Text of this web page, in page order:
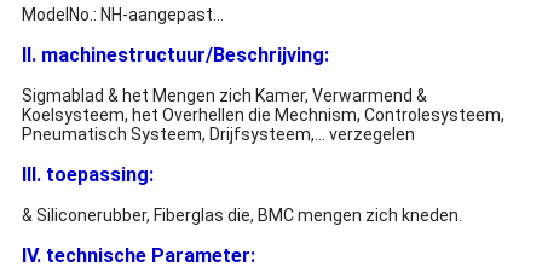
ModelNo.: NH-aangepast…
II. machinestructuur/Beschrijving:
Sigmablad & het Mengen zich Kamer, Verwarmend &
Koelsysteem, het Overhellen die Mechnism, Controlesysteem,
Pneumatisch Systeem, Drijfsysteem,… verzegelen
III. toepassing:
& Siliconerubber, Fiberglas die, BMC mengen zich kneden.
IV. technische Parameter: